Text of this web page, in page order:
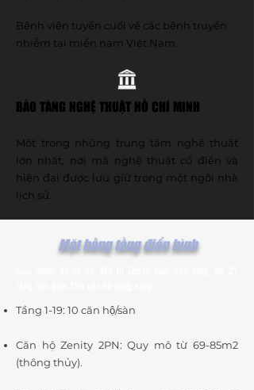
Bệnh viện tuyến cuối về các bệnh truyền
nhiễm tại miền nam Việt Nam.
BẢO TÀNG NGHỆ THUẬT HỒ CHÍ MINH
Một trong những trung tâm nghệ thuật
lớn nhất, nơi mà nghệ thuật cổ điển và
hiện đại được lưu giữ trong một ngôi nhà
lịch sử.
Mặt bằng tầng điển hình
Tầng 1-19: 10 căn hộ/sàn
Căn hộ Zenity 2PN: Quy mô từ 69-85m2
(thông thủy).